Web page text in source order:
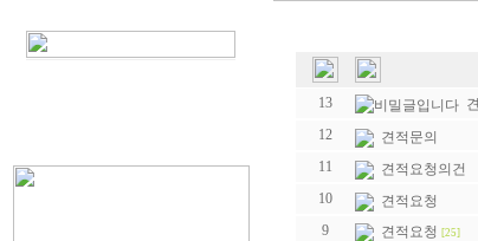
13
12 견적문의
11 견적요청의건
10 견적요청
9 견적요청 [25]